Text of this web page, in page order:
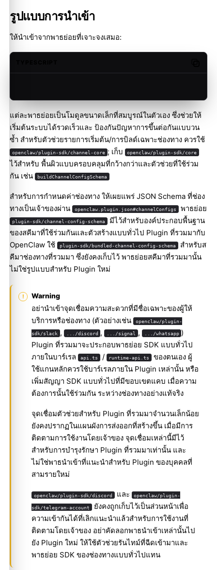
รูปแบบการนำเข้า
ให้นำเข้าจากพาธย่อยที่เจาะจงเสมอ:
แต่ละพาธย่อยเป็นโมดูลขนาดเล็กที่สมบูรณ์ในตัวเอง ซึ่งช่วยให้
เริ่มต้นระบบได้รวดเร็วและ ป้องกันปัญหาการขึ้นต่อกันแบบวน
ซ้ำ สำหรับตัวช่วยรายการเริ่มต้น/การบิลด์เฉพาะช่องทาง ควรใช้
openclaw/plugin-sdk/channel-core ; เก็บ openclaw/plugin-sdk/core
ไว้สำหรับ พื้นผิวแบบครอบคลุมที่กว้างกว่าและตัวช่วยที่ใช้ร่วม
กัน เช่น
buildChannelConfigSchema
สำหรับการกำหนดค่าช่องทาง ให้เผยแพร่ JSON Schema ที่ช่อง
ทางเป็นเจ้าของผ่าน
openclaw.plugin.json#channelConfigs พาธย่อย
plugin-sdk/channel-config-schema มีไว้สำหรับองค์ประกอบพื้นฐาน
ของสคีมาที่ใช้ร่วมกันและตัวสร้างแบบทั่วไป Plugin ที่รวมมากับ
OpenClaw ใช้
plugin-sdk/bundled-channel-config-schema สำหรับส
คีมาช่องทางที่รวมมา ซึ่งยังคงเก็บไว้ พาธย่อยสคีมาที่รวมมานั้น
ไม่ใช่รูปแบบสำหรับ Plugin ใหม่
Warning
อย่านำเข้าจุดเชื่อมความสะดวกที่มีชื่อเฉพาะของผู้ให้
บริการหรือช่องทาง (ตัวอย่างเช่น
openclaw/plugin-
sdk/slack , .../discord , .../signal , .../whatsapp )
Plugin ที่รวมมาจะประกอบพาธย่อย SDK แบบทั่วไป
ภายในบาร์เรล
api.ts / runtime-api.ts
ของตนเอง ผู้
ใช้แกนหลักควรใช้บาร์เรลภายใน Plugin เหล่านั้น หรือ
เพิ่มสัญญา SDK แบบทั่วไปที่มีขอบเขตแคบ เมื่อความ
ต้องการนั้นใช้ร่วมกัน ระหว่างช่องทางอย่างแท้จริง
จุดเชื่อมตัวช่วยสำหรับ Plugin ที่รวมมาจำนวนเล็กน้อย
ยังคงปรากฏในแผนผังการส่งออกที่สร้างขึ้น เมื่อมีการ
ติดตามการใช้งานโดยเจ้าของ จุดเชื่อมเหล่านี้มีไว้
สำหรับการบำรุงรักษา Plugin ที่รวมมาเท่านั้น และ
ไม่ใช่พาธนำเข้าที่แนะนำสำหรับ Plugin ของบุคคลที่
สามรายใหม่
openclaw/plugin-sdk/discord และ openclaw/plugin-
sdk/telegram-account ยังคงถูกเก็บไว้เป็นส่วนหน้าเพื่อ
ความเข้ากันได้ที่เลิกแนะนำแล้วสำหรับการใช้งานที่
ติดตามโดยเจ้าของ อย่าคัดลอกพาธนำเข้าเหล่านั้นไป
ยัง Plugin ใหม่ ให้ใช้ตัวช่วยรันไทม์ที่ฉีดเข้ามาและ
พาธย่อย SDK ของช่องทางแบบทั่วไปแทน